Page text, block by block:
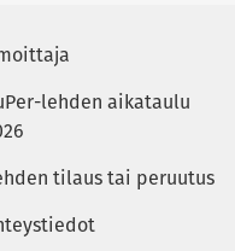
lehden aikataulu
tilaus tai peruutus